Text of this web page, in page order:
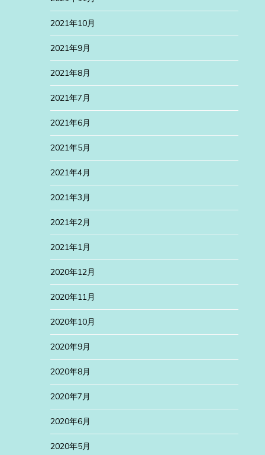
2021年10月
2021年9月
2021年8月
2021年7月
2021年6月
2021年5月
2021年4月
2021年3月
2021年2月
2021年1月
2020年12月
2020年11月
2020年10月
2020年9月
2020年8月
2020年7月
2020年6月
2020年5月